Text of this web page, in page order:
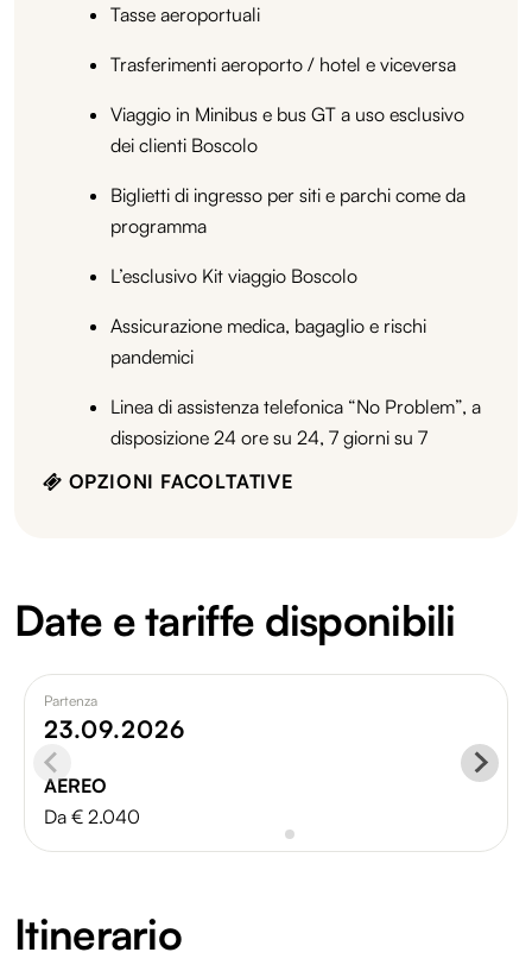
Tasse aeroportuali
Trasferimenti aeroporto / hotel e viceversa
Viaggio in Minibus e bus GT a uso esclusivo
dei clienti Boscolo
Biglietti di ingresso per siti e parchi come da
programma
L’esclusivo Kit viaggio Boscolo
Assicurazione medica, bagaglio e rischi
pandemici
Linea di assistenza telefonica “No Problem”, a
disposizione 24 ore su 24, 7 giorni su 7
OPZIONI FACOLTATIVE
Date e tariffe disponibili
Partenza
23.09.2026
AEREO
Da € 2.040
Itinerario